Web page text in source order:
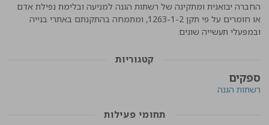
החברה יבואנית ומתקינה של רשתות הגנה למניעה ובלימת נפילת אדם
או חומרים על פי תקן 1263-1-2, ומתמחה בהתקנתם באתרי בנייה
ובמפעלי תעשייה שונים.
קטגוריות
ספקים
רשתות הגנה
תחומי פעילות